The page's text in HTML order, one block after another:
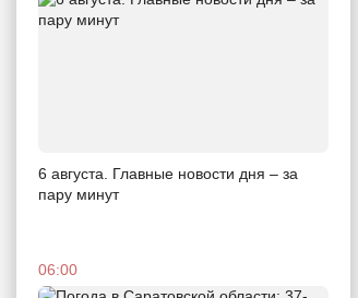
6 августа. Главные новости дня – за
пару минут
06:00